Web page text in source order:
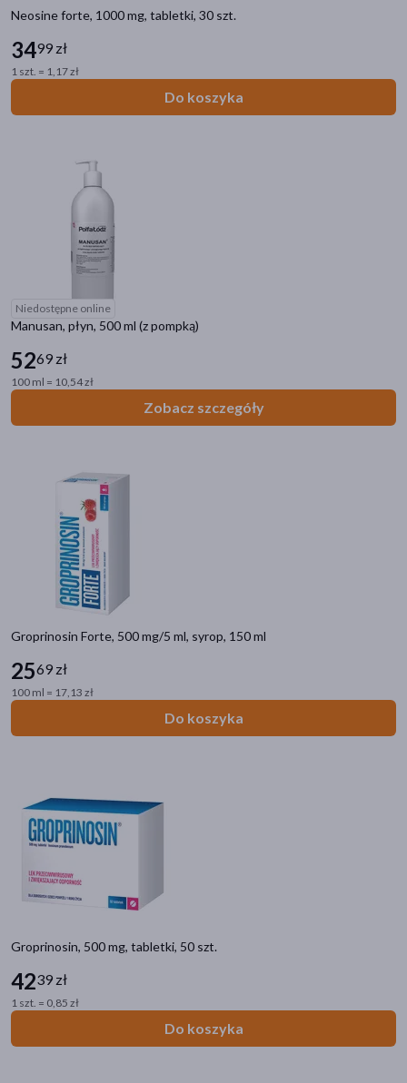
Neosine forte, 1000 mg, tabletki, 30 szt.
3499 zł
1 szt. = 1,17 zł
Do koszyka
Niedostępne online
Manusan, płyn, 500 ml (z pompką)
5269 zł
100 ml = 10,54 zł
Zobacz szczegóły
Groprinosin Forte, 500 mg/5 ml, syrop, 150 ml
2569 zł
100 ml = 17,13 zł
Do koszyka
Groprinosin, 500 mg, tabletki, 50 szt.
4239 zł
1 szt. = 0,85 zł
Do koszyka